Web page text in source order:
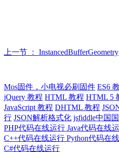
上一节 ： InstancedBufferGeometry
Mos固件，小电视必刷固件 ES6
jQuery 教程 HTML 教程 HTML 5
JavaScript 教程 DHTML 教程
行 JSON解析格式化 jsfiddle中国
PHP代码在线运行 Java代码在线
C++代码在线运行 Python代码在
C#代码在线运行